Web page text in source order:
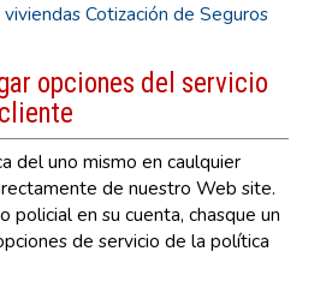
Cotización de Seguros
opciones del servicio
del uno mismo en caulquier
de nuestro Web site.
policial en su cuenta, chasque un
de servicio de la política